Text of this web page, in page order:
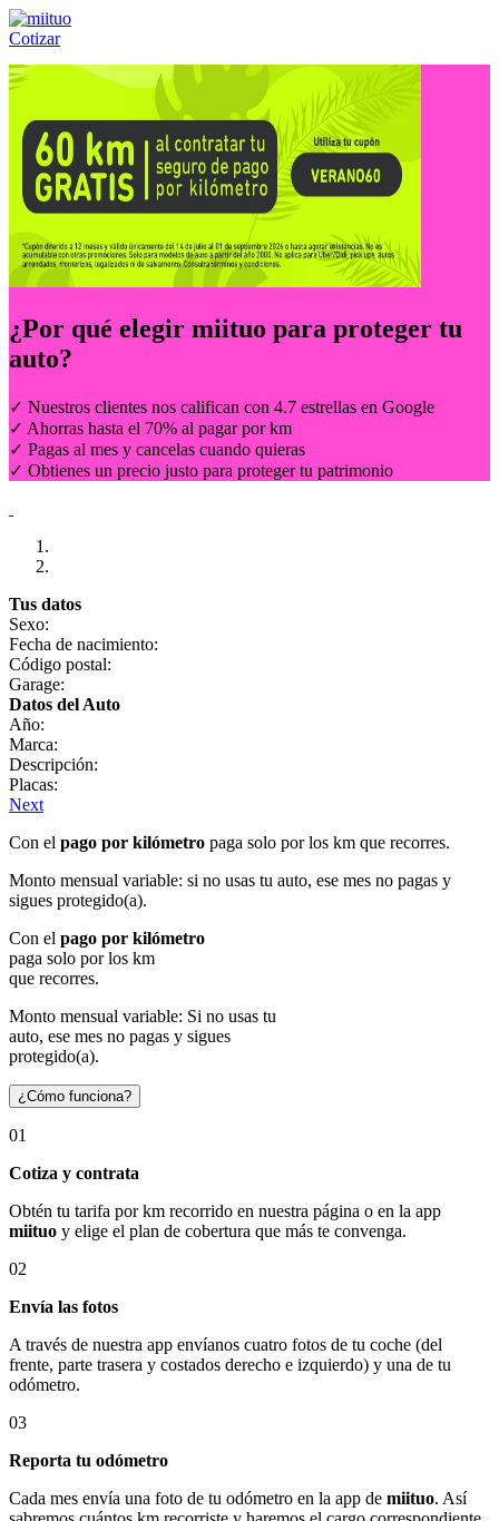
Cotizar
Llámanos al:(55) 84-21-05-00 ó
¿Por qué elegir miituo para proteger tu
auto?
✓ Nuestros clientes nos califican con 4.7 estrellas en Google
✓ Ahorras hasta el 70% al pagar por km
✓ Pagas al mes y cancelas cuando quieras
✓ Obtienes un precio justo para proteger tu patrimonio
Tus datos
Sexo:
Fecha de nacimiento:
Código postal:
Garage:
Datos del Auto
Año:
Marca:
Descripción:
Placas:
Next
Con el pago por kilómetro paga solo por los km que recorres.
Monto mensual variable: si no usas tu auto, ese mes no pagas y
sigues protegido(a).
Con el pago por kilómetro
paga solo por los km
que recorres.
Monto mensual variable: Si no usas tu
auto, ese mes no pagas y sigues
protegido(a).
¿Cómo funciona?
01
Cotiza y contrata
Obtén tu tarifa por km recorrido en nuestra página o en la app
miituo y elige el plan de cobertura que más te convenga.
02
Envía las fotos
A través de nuestra app envíanos cuatro fotos de tu coche (del
frente, parte trasera y costados derecho e izquierdo) y una de tu
odómetro.
03
Reporta tu odómetro
Cada mes envía una foto de tu odómetro en la app de miituo. Así